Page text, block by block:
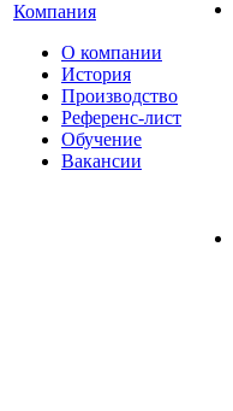
Компания
О компании
История
Производство
Референс-лист
Обучение
Вакансии